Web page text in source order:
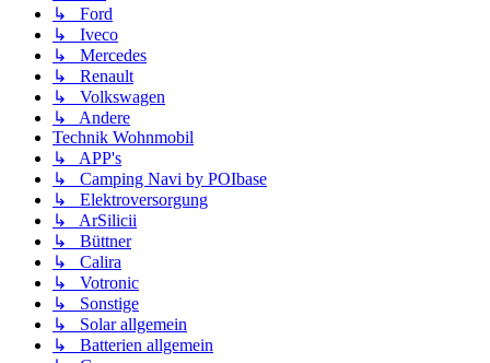
↳ Ford
↳ Iveco
↳ Mercedes
↳ Renault
↳ Volkswagen
↳ Andere
Technik Wohnmobil
↳ APP's
↳ Camping Navi by POIbase
↳ Elektroversorgung
↳ ArSilicii
↳ Büttner
↳ Calira
↳ Votronic
↳ Sonstige
↳ Solar allgemein
↳ Batterien allgemein